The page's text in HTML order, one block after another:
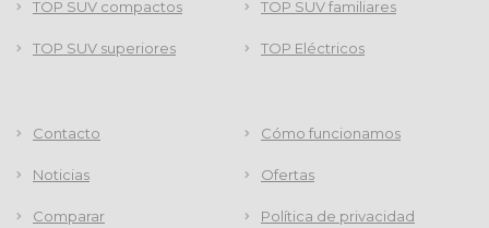
TOP SUV compactos TOP SUV familiares
TOP SUV superiores TOP Eléctricos
Contacto Cómo funcionamos
Noticias Ofertas
Comparar Política de privacidad